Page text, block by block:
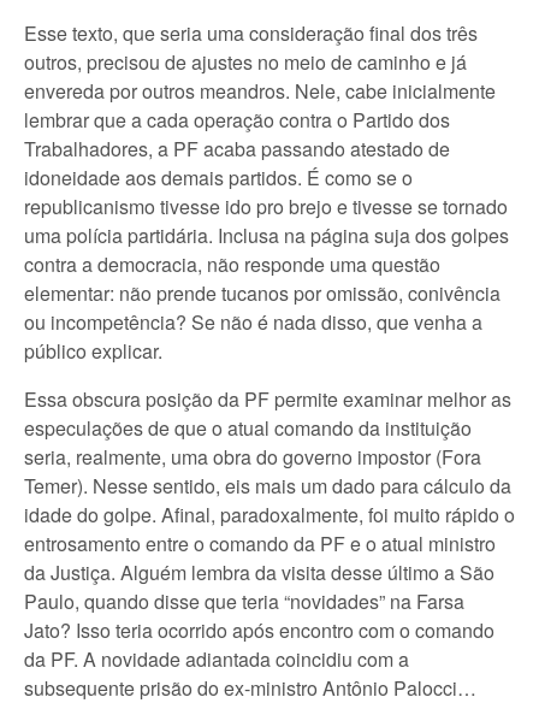
Esse texto, que seria uma consideração final dos três
outros, precisou de ajustes no meio de caminho e já
envereda por outros meandros. Nele, cabe inicialmente
lembrar que a cada operação contra o Partido dos
Trabalhadores, a PF acaba passando atestado de
idoneidade aos demais partidos. É como se o
republicanismo tivesse ido pro brejo e tivesse se tornado
uma polícia partidária. Inclusa na página suja dos golpes
contra a democracia, não responde uma questão
elementar: não prende tucanos por omissão, conivência
ou incompetência? Se não é nada disso, que venha a
público explicar.
Essa obscura posição da PF permite examinar melhor as
especulações de que o atual comando da instituição
seria, realmente, uma obra do governo impostor (Fora
Temer). Nesse sentido, eis mais um dado para cálculo da
idade do golpe. Afinal, paradoxalmente, foi muito rápido o
entrosamento entre o comando da PF e o atual ministro
da Justiça. Alguém lembra da visita desse último a São
Paulo, quando disse que teria “novidades” na Farsa
Jato? Isso teria ocorrido após encontro com o comando
da PF. A novidade adiantada coincidiu com a
subsequente prisão do ex-ministro Antônio Palocci…